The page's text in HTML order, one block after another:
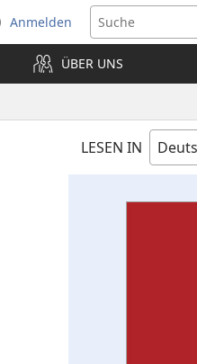
Anmelden
(öffnet
neues
Fenster)ÜBER UNS
LESEN IN